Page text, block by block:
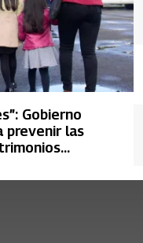
Gobierno
prevenir las